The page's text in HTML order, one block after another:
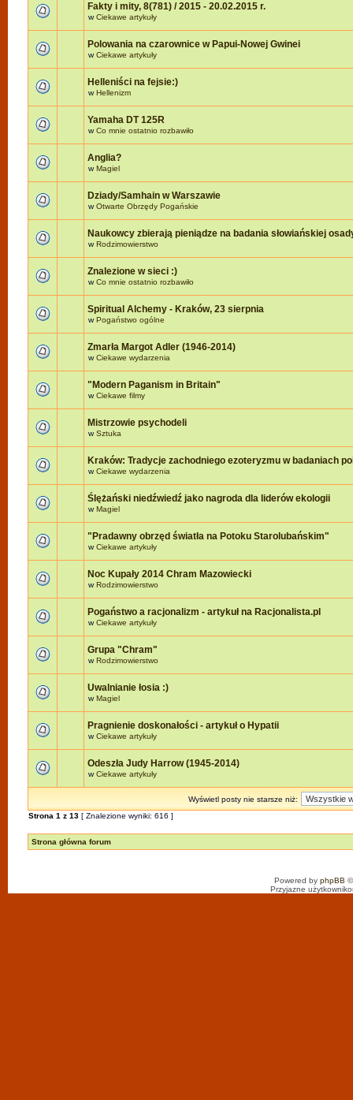
Fakty i mity, 8(781) / 2015 - 20.02.2015 r.
wCiekawe artykuły
Polowania na czarownice w Papui-Nowej Gwinei
wCiekawe artykuły
Helleniści na fejsie:)
wHellenizm
Yamaha DT 125R
wCo mnie ostatnio rozbawiło
Anglia?
wMagiel
Dziady/Samhain w Warszawie
wOtwarte Obrzędy Pogańskie
Naukowcy zbierają pieniądze na badania słowiańskiej
wRodzimowierstwo
Znalezione w sieci :)
wCo mnie ostatnio rozbawiło
Spiritual Alchemy - Kraków, 23 sierpnia
wPogaństwo ogólne
Zmarła Margot Adler (1946-2014)
wCiekawe wydarzenia
"Modern Paganism in Britain"
wCiekawe filmy
Mistrzowie psychodeli
wSztuka
Kraków: Tradycje zachodniego ezoteryzmu w badaniach
wCiekawe wydarzenia
Ślężański niedźwiedź jako nagroda dla liderów ekologii
wMagiel
"Pradawny obrzęd światła na Potoku Starolubańskim"
wCiekawe artykuły
Noc Kupały 2014 Chram Mazowiecki
wRodzimowierstwo
Pogaństwo a racjonalizm - artykuł na Racjonalista.pl
wCiekawe artykuły
Grupa "Chram"
wRodzimowierstwo
Uwalnianie łosia :)
wMagiel
Pragnienie doskonałości - artykuł o Hypatii
wCiekawe artykuły
Odeszła Judy Harrow (1945-2014)
wCiekawe artykuły
Wyświetl posty nie starsze niż:
Strona 1 z 13 [ Znalezione wyniki: 616 ]
Strona główna forum
Powered by phpBB
Przyjazne